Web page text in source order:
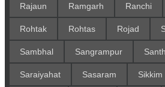
Rajaun Ramgarh Ranchi
Rohtak Rohtas Rojad
Sambhal Sangrampur
Saraiyahat Sasaram Sikkim